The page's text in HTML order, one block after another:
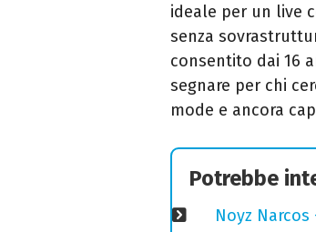
ideale per un live
senza
consentito dai 16
segnare per chi
mode e ancora
Potrebbe
Noyz